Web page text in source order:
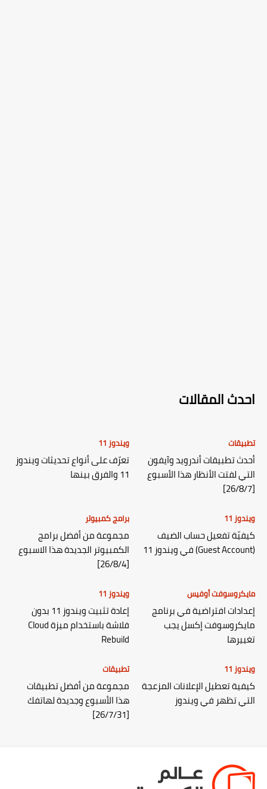
احدث المقالات
تطبيقات
أحدث تطبيقات أندرويد وآيفون
التي لفتت الأنظار هذا الأسبوع
[26/8/7]
ويندوز 11
تعرّف على أنواع تحديثات ويندوز
11 والفرق بينها
ويندوز 11
كيفيّة تفعيل حساب الضيف
(Guest Account) في ويندوز 11
برامج كمبيوتر
مجموعة من أفضل برامج
الكمبيوتر الجديدة هذا الاسبوع
[26/8/4]
مايكروسوفت أوفيس
إعدادات افتراضية في برنامج
مايكروسوفت إكسل يجب
تغييرها
ويندوز 11
إعادة تثبيت ويندوز 11 بدون
فلاشة باستخدام ميزة Cloud
Rebuild
ويندوز 11
كيفية تعطيل الإعلانات المزعجة
التي تظهر في ويندوز
تطبيقات
مجموعة من أفضل تطبيقات
هذا الأسبوع وجديدة لهاتفك
[26/7/31]